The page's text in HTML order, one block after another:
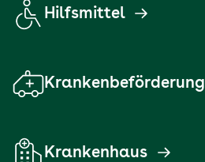
Hilfsmittel
Krankenbeförderung
Krankenhaus